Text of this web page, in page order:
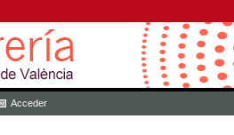
Acceder